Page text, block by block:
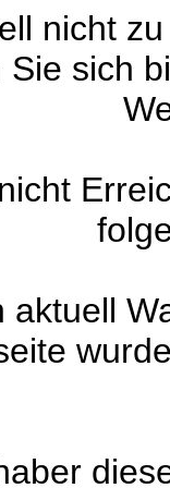
nicht
sich
aktuell